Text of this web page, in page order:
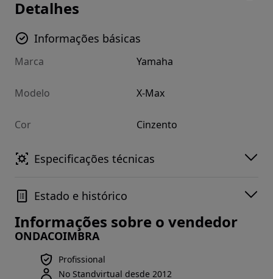
Detalhes
Informações básicas
Marca Yamaha
Modelo X-Max
Cor Cinzento
Especificações técnicas
Estado e histórico
Informações sobre o vendedor
ONDACOIMBRA
Profissional
No Standvirtual desde 2012